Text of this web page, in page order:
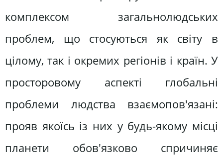
комплексом загальнолюдських
проблем, що стосуються як світу в
цілому, так і окремих регіонів і країн. У
просторовому аспекті глобальні
проблеми людства взаємопов'язані:
прояв якоїсь із них у будь-якому місці
планети обов'язково спричиняє